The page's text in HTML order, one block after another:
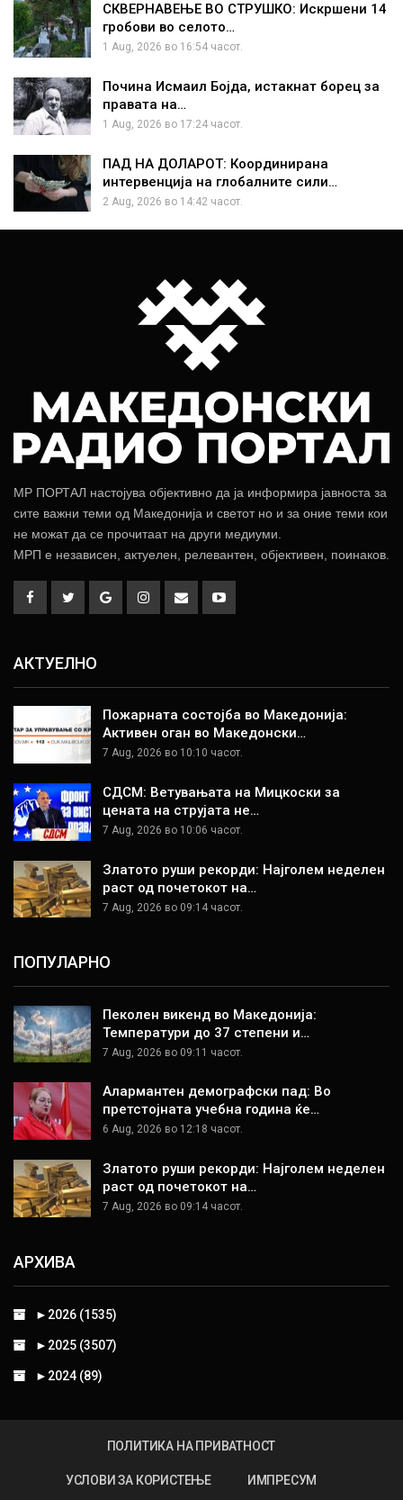
СКВЕРНАВЕЊЕ ВО СТРУШКО: Искршени 14
гробови во селото…
1 Aug, 2026 во 16:54 часот.
Почина Исмаил Бојда, истакнат борец за
правата на…
1 Aug, 2026 во 17:24 часот.
ПАД НА ДОЛАРОТ: Координирана
интервенција на глобалните сили…
2 Aug, 2026 во 14:42 часот.
МР ПОРТАЛ настојува објективно да ја информира јавноста за
сите важни теми од Македонија и светот но и за оние теми кои
не можат да се прочитаат на други медиуми.
МРП е независен, актуелен, релевантен, објективен, поинаков.
АКТУЕЛНО
Пожарната состојба во Македонија:
Активен оган во Македонски…
7 Aug, 2026 во 10:10 часот.
СДСМ: Ветувањата на Мицкоски за
цената на струјата не…
7 Aug, 2026 во 10:06 часот.
Златото руши рекорди: Најголем неделен
раст од почетокот на…
7 Aug, 2026 во 09:14 часот.
ПОПУЛАРНО
Пеколен викенд во Македонија:
Температури до 37 степени и…
7 Aug, 2026 во 09:11 часот.
Алармантен демографски пад: Во
претстојната учебна година ќе…
6 Aug, 2026 во 12:18 часот.
Златото руши рекорди: Најголем неделен
раст од почетокот на…
7 Aug, 2026 во 09:14 часот.
АРХИВА
► 2026 (1535)
► 2025 (3507)
► 2024 (89)
ПОЛИТИКА НА ПРИВАТНОСТ
УСЛОВИ ЗА КОРИСТЕЊЕ ИМПРЕСУМ